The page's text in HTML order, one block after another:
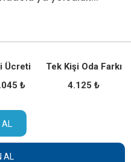
Ücreti
₺
Tek Kişi Oda Farkı
4.125 ₺
AL
AL